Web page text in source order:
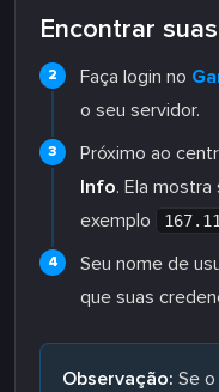
Encontrar
Faça login no
o seu servidor.
Próximo ao
Info. Ela
exemplo
Seu nome de
que suas
Observação: Se